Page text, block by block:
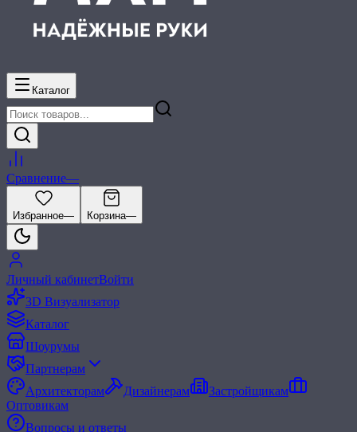
Каталог
Сравнение—
Избранное— Корзина—
Личный кабинетВойти
3D Визуализатор
Каталог
Шоурумы
Партнерам
Архитекторам
Дизайнерам
Застройщикам
Оптовикам
Вопросы и ответы